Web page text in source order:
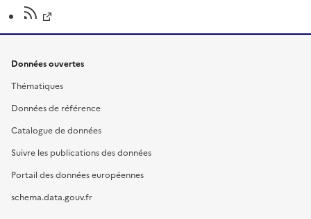
Données ouvertes
Thématiques
Données de référence
Catalogue de données
Suivre les publications des données
Portail des données européennes
schema.data.gouv.fr